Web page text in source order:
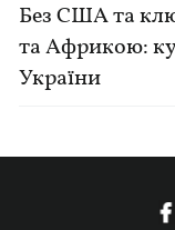
Без США та
та Африкою:
України